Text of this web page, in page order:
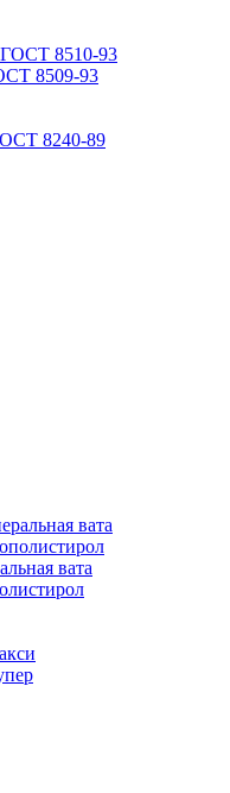
8510-93
8509-93
8240-89
вата
вата